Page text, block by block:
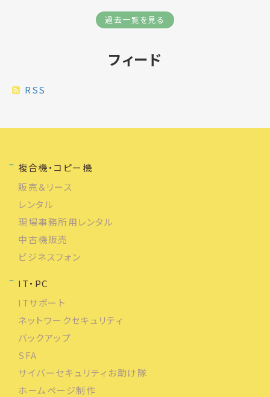
過去一覧を見る
フィード
RSS
複合機・コピー機
販売＆リース
レンタル
現場事務所用レンタル
中古機販売
ビジネスフォン
IT・PC
ITサポート
ネットワークセキュリティ
バックアップ
SFA
サイバーセキュリティお助け隊
ホームページ制作